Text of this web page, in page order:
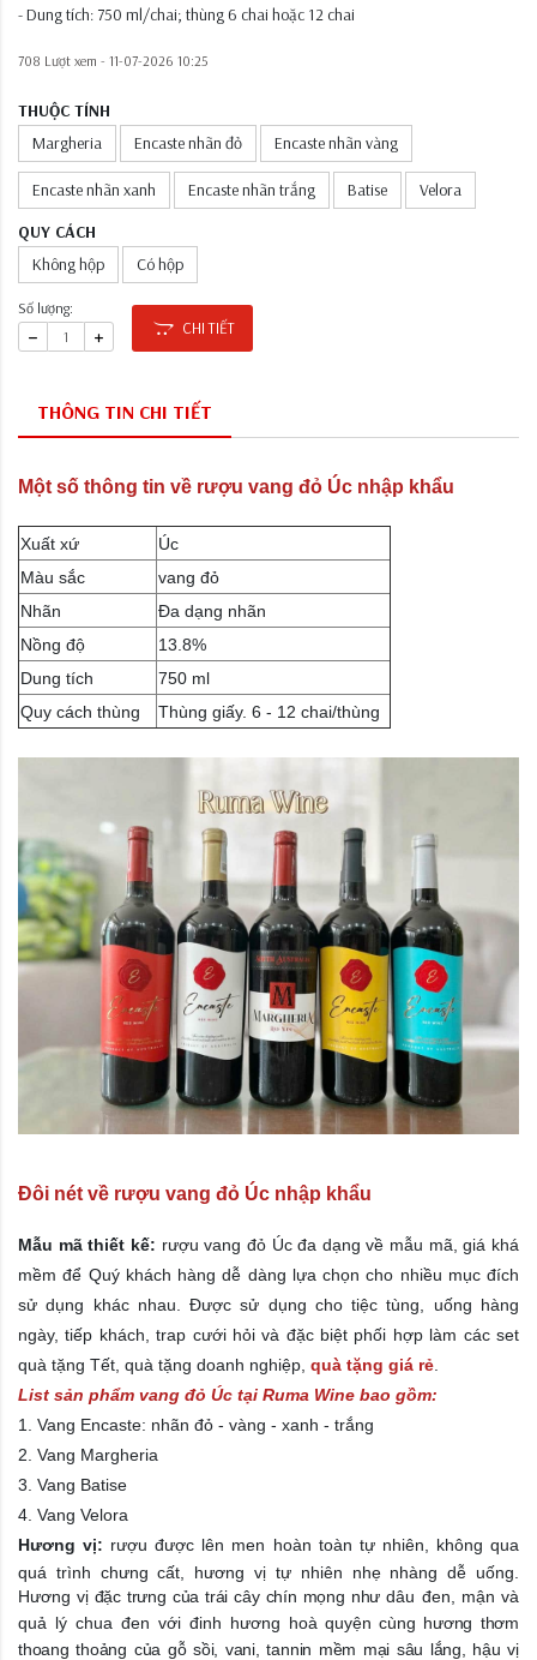
- Dung tích: 750 ml/chai; thùng 6 chai hoặc 12 chai
708 Lượt xem - 11-07-2026 10:25
THUỘC TÍNH
Margheria
Encaste nhãn đỏ Encaste nhãn vàng
Encaste nhãn xanh Encaste nhãn trắng Batise
Velora
QUY CÁCH
Không hộp
Có hộp
Số lượng:
CHI TIẾT
THÔNG TIN CHI TIẾT
Một số thông tin về rượu vang đỏ Úc nhập khẩu
Xuất xứ
Úc
Màu sắc
vang đỏ
Nhãn
Đa dạng nhãn
Nồng độ
13.8%
Dung tích
750 ml
Quy cách thùng
Thùng giấy. 6 - 12 chai/thùng
Đôi nét về rượu vang đỏ Úc nhập khẩu
Mẫu mã thiết kế: rượu vang đỏ Úc đa dạng về mẫu mã, giá khá
mềm để Quý khách hàng dễ dàng lựa chọn cho nhiều mục đích
sử dụng khác nhau. Được sử dụng cho tiệc tùng, uống hàng
ngày, tiếp khách, trap cưới hỏi và đặc biệt phối hợp làm các set
quà tặng Tết, quà tặng doanh nghiệp quà tặng giá rẻ
List sản phẩm vang đỏ Úc tại Ruma Wine bao gồm:
1. Vang Encaste: nhãn đỏ - vàng - xanh - trắng
2. Vang Margheria
3. Vang Batise
4. Vang Velora
Hương vị: rượu được lên men hoàn toàn tự nhiên, không qua
quá trình chưng cất, hương vị tự nhiên nhẹ nhàng dễ uống.
Hương vị đặc trưng của trái cây chín mọng như dâu đen, mận và
quả lý chua đen với đinh hương hoà quyện cùng hương thơm
thoang thoảng của gỗ sồi, vani, tannin mềm mại sâu lắng, hậu vị